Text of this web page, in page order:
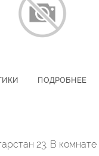
ПОДРОБНЕЕ
23. В